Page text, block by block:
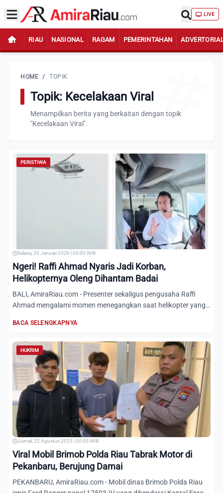
LIVE
RIAU NASIONAL RAGAM PEMERINTAHAN
HOME / TOPIK
Topik: Kecelakaan Viral
Menampilkan berita yang berkaitan dengan topik
"Kecelakaan Viral".
PERISTIWA
Selasa, 20 Januari 2026 | 00:00 WIB
Ngeri! Raffi Ahmad Nyaris Jadi Korban,
Helikopternya Oleng Dihantam Badai
BALI, AmiraRiau.com - Presenter sekaligus pengusaha Raffi
Ahmad mengalami momen menegangkan saat helikopter yang
BACA SELENGKAPNYA
HUKRIM
Jumat, 22 Agustus 2025 | 00:00 WIB
Viral Mobil Brimob Polda Riau Tabrak Motor di
Pekanbaru, Berujung Damai
PEKANBARU, AmiraRiau.com - Mobil dinas Brimob Polda Riau